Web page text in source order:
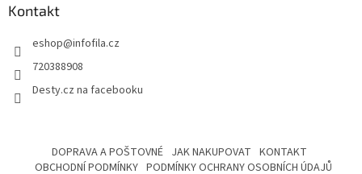
Kontakt
eshop@infofila.cz
720388908
Desty.cz na facebooku
DOPRAVA A POŠTOVNÉ JAK NAKUPOVAT KONTAKT
OBCHODNÍ PODMÍNKY PODMÍNKY OCHRANY OSOBNÍCH ÚDAJŮ